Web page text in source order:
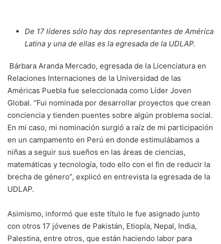
De 17 líderes sólo hay dos representantes de América
Latina y una de ellas es la egresada de la UDLAP.
Bárbara Aranda Mercado, egresada de la Licenciatura en
Relaciones Internaciones de la Universidad de las
Américas Puebla fue seleccionada como Líder Joven
Global. “Fui nominada por desarrollar proyectos que crean
conciencia y tienden puentes sobre algún problema social.
En mi caso, mi nominación surgió a raíz de mi participación
en un campamento en Perú en donde estimulábamos a
niñas a seguir sus sueños en las áreas de ciencias,
matemáticas y tecnología, todo ello con el fin de reducir la
brecha de género”, explicó en entrevista la egresada de la
UDLAP.
Asimismo, informó que este título le fue asignado junto
con otros 17 jóvenes de Pakistán, Etiopía, Nepal, India,
Palestina, entre otros, que están haciendo labor para